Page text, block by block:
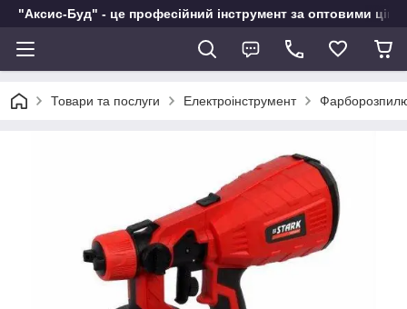
"Аксис-Буд" - це професійний інструмент за оптовими
Товари та послуги Електроінструмент